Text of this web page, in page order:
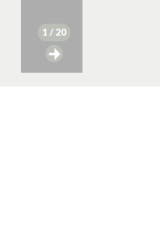
1 / 20